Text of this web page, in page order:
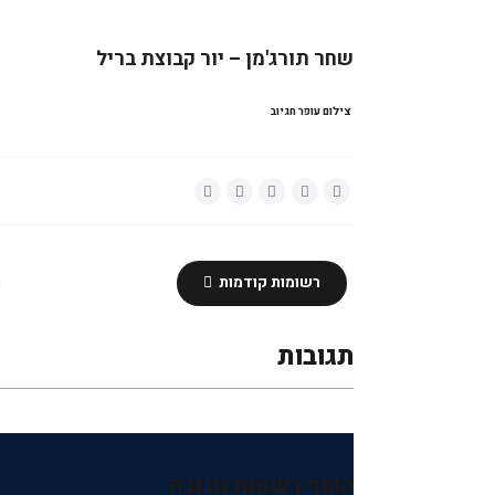
שחר תורג'מן – יור קבוצת בריל
צילום עופר חגיוב
רשומות קודמות
תגובות
הוסף רשומת תגובה